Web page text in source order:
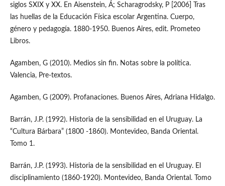
siglos SXIX y XX. En Aisenstein, Á; Scharagrodsky, P [2006] Tras
las huellas de la Educación Física escolar Argentina. Cuerpo,
género y pedagogía. 1880-1950. Buenos Aires, edit. Prometeo
Libros.
Agamben, G (2010). Medios sin fin. Notas sobre la política.
Valencia, Pre-textos.
Agamben, G (2009). Profanaciones. Buenos Aires, Adriana Hidalgo.
Barrán, J.P. (1992). Historia de la sensibilidad en el Uruguay. La
“Cultura Bárbara” (1800 -1860). Montevideo, Banda Oriental.
Tomo 1.
Barrán, J.P. (1993). Historia de la sensibilidad en el Uruguay. El
disciplinamiento (1860-1920). Montevideo, Banda Oriental. Tomo